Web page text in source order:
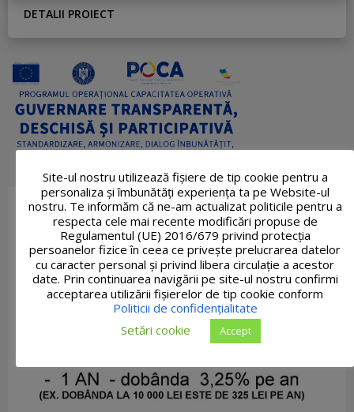
DETALII PROIECT
Site-ul nostru utilizează fişiere de tip cookie pentru a
personaliza și îmbunătăți experiența ta pe Website-ul
nostru. Te informăm că ne-am actualizat politicile pentru a
respecta cele mai recente modificări propuse de
Regulamentul (UE) 2016/679 privind protecția
persoanelor fizice în ceea ce privește prelucrarea datelor
cu caracter personal și privind libera circulație a acestor
date. Prin continuarea navigării pe site-ul nostru confirmi
acceptarea utilizării fişierelor de tip cookie conform
Politicii de confidențialitate
Setări cookie
Accept